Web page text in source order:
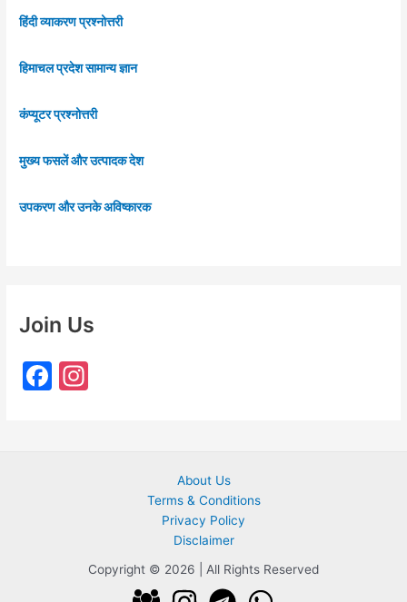
हिंदी व्याकरण प्रश्नोत्तरी
हिमाचल प्रदेश सामान्य ज्ञान
कंप्यूटर प्रश्नोत्तरी
मुख्य फसलें और उत्पादक देश
उपकरण और उनके अविष्कारक
Join Us
F
About Us
Terms & Conditions
Privacy Policy
Disclaimer
Copyright © 2026 | All Rights Reserved